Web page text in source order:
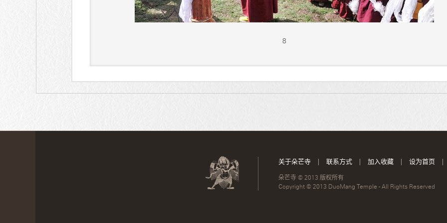
8
关于朵芒寺 | 联系方式 | 加入收藏 | 设为首页 |
朵芒寺 © 2013 版权所有
Copyright © 2013 DuoMang Temple - All Rights Reserved